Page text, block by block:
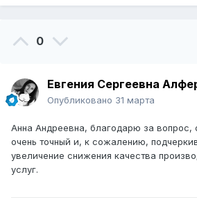
0
Евгения Сергеевна
Опубликовано 31 марта
Анна Андреевна, благодарю за вопрос,
очень точный и, к сожалению,
увеличение снижения качества
услуг.